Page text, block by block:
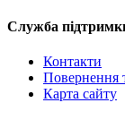
Служба
Контакти
Повернення
Карта сайту